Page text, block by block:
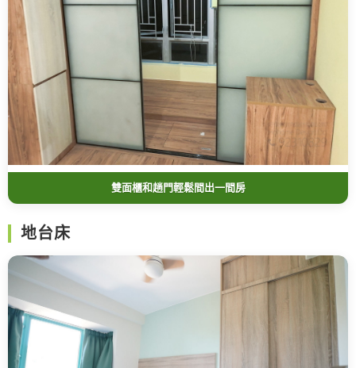
雙面櫃和趟門輕鬆間出一間房
地台床